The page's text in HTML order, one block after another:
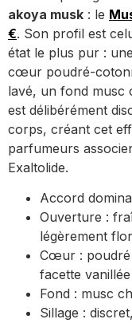
akoya musk : le
€. Son profil est
état le plus pur :
cœur poudré-
lavé, un fond musc
est délibérément
corps, créant cet
parfumeurs
Exaltolide.
Accord
Ouverture :
légèrement
Cœur : poudré
facette vanillée
Fond : musc
Sillage :